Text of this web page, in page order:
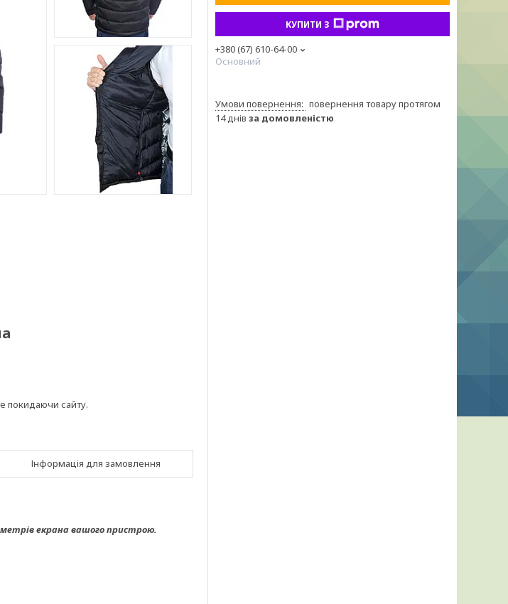
покидаючи сайту.
Інформація для замовлення
екрана вашого пристрою.
КУПИТИ З
+380 (67) 610-64-00
Основний
повернення товару протягом
14 днів за домовленістю